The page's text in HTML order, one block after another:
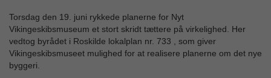
Torsdag den 19. juni rykkede planerne for Nyt
Vikingeskibsmuseum et stort skridt tættere på virkelighed. Her
vedtog byrådet i Roskilde lokalplan nr. 733 , som giver
Vikingeskibsmuseet mulighed for at realisere planerne om det nye
byggeri.